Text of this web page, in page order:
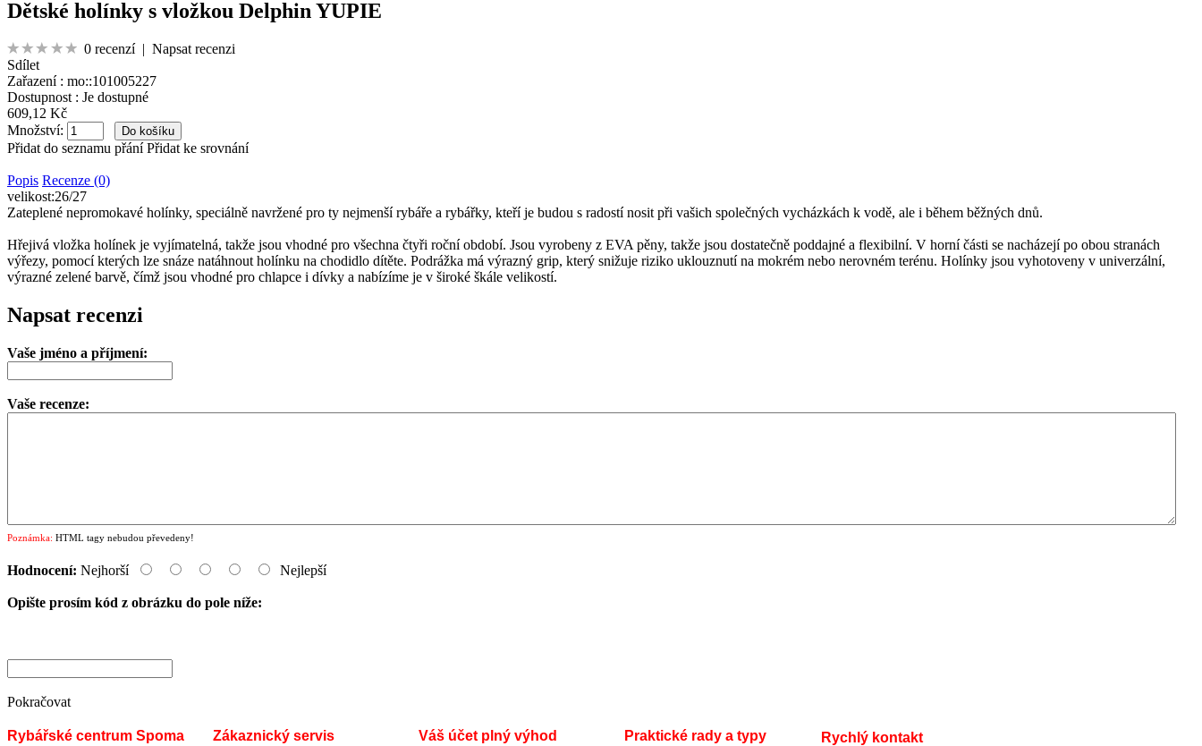
Dětské holínky s vložkou Delphin YUPIE
0 recenzí| Napsat recenzi
Sdílet
Zařazení : mo::101005227
Dostupnost : Je dostupné
609,12 Kč
Množství:
Přidat do seznamu přání Přidat ke srovnání
Popis Recenze (0)
velikost:26/27
Zateplené nepromokavé holínky, speciálně navržené pro ty nejmenší rybáře a rybářky, kteří je budou s radostí nosit při vašich společných vycházkách k vodě, ale i během běžných dnů.
Hřejivá vložka holínek je vyjímatelná, takže jsou vhodné pro všechna čtyři roční období. Jsou vyrobeny z EVA pěny, takže jsou dostatečně poddajné a flexibilní. V horní části se nacházejí po obou stranách
výřezy, pomocí kterých lze snáze natáhnout holínku na chodidlo dítěte. Podrážka má výrazný grip, který snižuje riziko uklouznutí na mokrém nebo nerovném terénu. Holínky jsou vyhotoveny v univerzální,
výrazné zelené barvě, čímž jsou vhodné pro chlapce i dívky a nabízíme je v široké škále velikostí.
Napsat recenzi
Vaše jméno a příjmení:
Vaše recenze:
Poznámka: HTML tagy nebudou převedeny!
Hodnocení: Nejhorší Nejlepší
Opište prosím kód z obrázku do pole níže:
Pokračovat
Rybářské centrum Spoma Zákaznický servis Váš účet plný výhod Praktické rady a typy Rychlý kontakt